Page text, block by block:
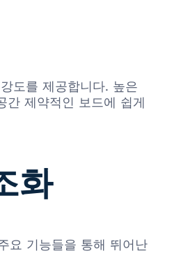
도를 제공합니다. 높은
간 제약적인 보드에 쉽게
화
요 기능들을 통해 뛰어난